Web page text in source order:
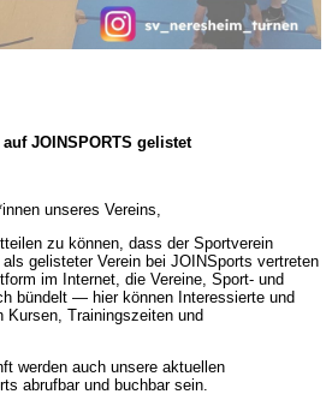
JOINSPORTS gelistet
unseres Vereins,
zu können, dass der Sportverein
gelisteter Verein bei JOINSports vertreten
im Internet, die Vereine, Sport- und
bündelt — hier können Interessierte und
Kursen, Trainingszeiten und
werden auch unsere aktuellen
abrufbar und buchbar sein.